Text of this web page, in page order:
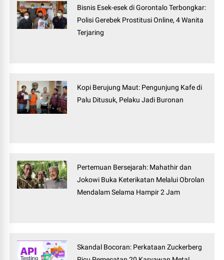
Bisnis Esek-esek di Gorontalo Terbongkar:
Polisi Gerebek Prostitusi Online, 4 Wanita
Terjaring
Kopi Berujung Maut: Pengunjung Kafe di
Palu Ditusuk, Pelaku Jadi Buronan
Pertemuan Bersejarah: Mahathir dan
Jokowi Buka Keterikatan Melalui Obrolan
Mendalam Selama Hampir 2 Jam
Skandal Bocoran: Perkataan Zuckerberg